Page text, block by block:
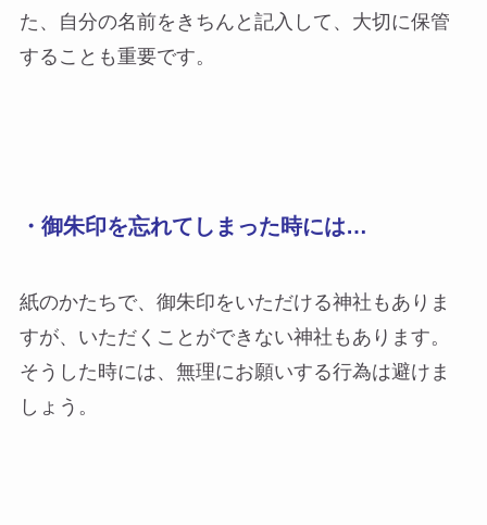
た、自分の名前をきちんと記入して、大切に保管
することも重要です。
・御朱印を忘れてしまった時には…
紙のかたちで、御朱印をいただける神社もありま
すが、いただくことができない神社もあります。
そうした時には、無理にお願いする行為は避けま
しょう。